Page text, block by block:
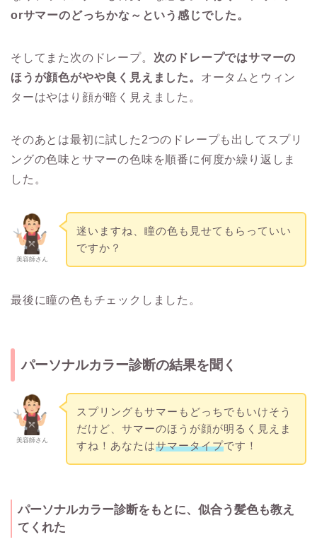
orサマーのどっちかな～という感じでした。
そしてまた次のドレープ。 次のドレープではサマーの
ほうが顔色がやや良く見えました。 オータムとウィン
ターはやはり顔が暗く見えました。
そのあとは最初に試した2つのドレープも出してスプリ
ングの色味とサマーの色味を順番に何度か繰り返しま
した。
美容師さん
迷いますね、瞳の色も見せてもらっていい
ですか？
最後に瞳の色もチェックしました。
パーソナルカラー診断の結果を聞く
美容師さん
スプリングもサマーもどっちでもいけそう
だけど、サマーのほうが顔が明るく見えま
すね！あなたはサマータイプです！
パーソナルカラー診断をもとに、似合う髪色も教え
てくれた